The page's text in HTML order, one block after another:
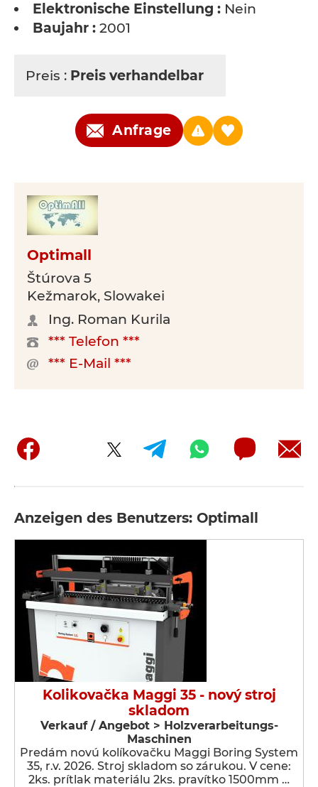
Elektronische Einstellung : Nein
Baujahr : 2001
Preis : Preis verhandelbar
Anfrage
Optimall
Štúrova 5
Kežmarok, Slowakei
Ing. Roman Kurila
*** Telefon ***
*** E-Mail ***
Anzeigen des Benutzers: Optimall
Kolikovačka Maggi 35 - nový stroj
skladom
Verkauf / Angebot > Holzverarbeitungs-
Maschinen
Predám novú kolíkovačku Maggi Boring System
35, r.v. 2026. Stroj skladom so zárukou. V cene:
2ks. prítlak materiálu 2ks. pravítko 1500mm …